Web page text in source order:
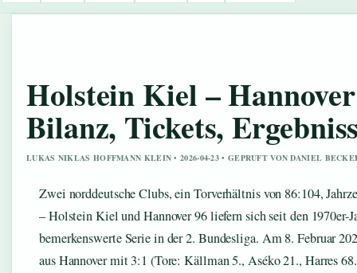
Holstein Kiel –
Bilanz, Tickets,
LUKAS NIKLAS HOFFMANN KLEIN • 2026-04-23 • GEPRUFT VON DANIEL
Zwei norddeutsche Clubs, ein Torverhältnis von 86:104,
– Holstein Kiel und Hannover 96 liefern sich seit den 1970er-
bemerkenswerte Serie in der 2. Bundesliga. Am 8. Februar
aus Hannover mit 3:1 (Tore: Källman 5., Aséko 21., Harres